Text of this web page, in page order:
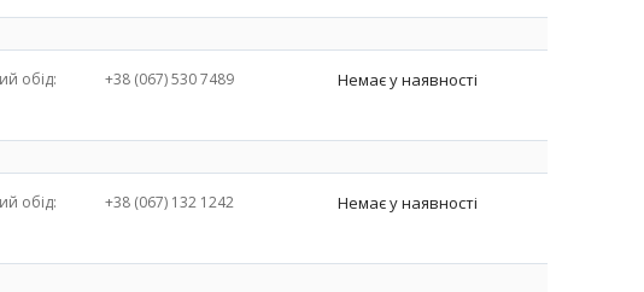
обід:
+38 (067) 530 7489 Немає у наявності
обід:
+38 (067) 132 1242 Немає у наявності